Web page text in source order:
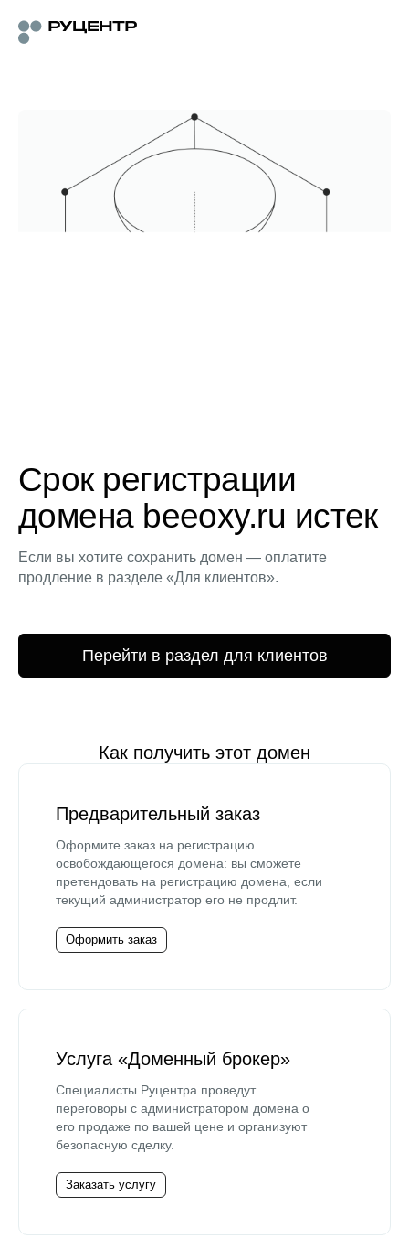
Срок регистрации
домена beeoxy.ru истек
Если вы хотите сохранить домен — оплатите
продление в разделе «Для клиентов».
Перейти в раздел для клиентов
Как получить этот домен
Предварительный заказ
Оформите заказ на регистрацию
освобождающегося домена: вы сможете
претендовать на регистрацию домена, если
текущий администратор его не продлит.
Оформить заказ
Услуга «Доменный брокер»
Специалисты Руцентра проведут
переговоры с администратором домена о
его продаже по вашей цене и организуют
безопасную сделку.
Заказать услугу